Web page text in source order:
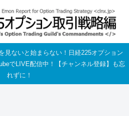
見ないと始まらない！日経225オプション
でLIVE配信中！【チャンネル登録】も忘
れずに！